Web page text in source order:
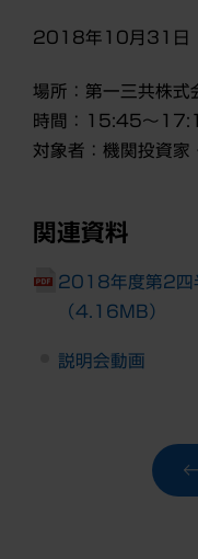
2018年10月31日
場所：第一三共株
時間：15:45～
対象者：機関投資家
関連資料
2018年度第2四
（4.16MB）
説明会動画